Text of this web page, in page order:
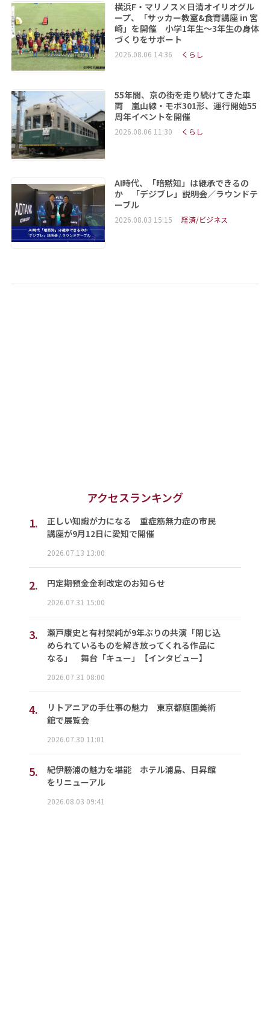
横浜F・マリノス×日清オイリオグル
ープ、「サッカー教室&食育講座 in 宮
崎」を開催 小学1年生～3年生の身体
づくりをサポート
2026.08.06 14:36 くらし
55年間、京の街を走り続けてきた車
両 嵐山線・モボ301形、運行開始55
周年イベントを開催
2026.08.06 11:30 くらし
AI時代、「暗黙知」は継承できるの
か 「デジブレ」説明会／ラウンドテ
ーブル
2026.08.03 15:15 経済/ビジネス
アクセスランキング
1.
正しい知識が力になる 重症筋無力症の市民
講座が9月12日に愛知で開催
2026.07.13 13:00
2. 円定期預金金利改定のお知らせ
2026.07.31 15:00
3.
瀬戸康史と有村架純が9年ぶりの共演「閉じ込
められているものを解き放ってくれる作品に
なる」 舞台「キュー」【インタビュー】
2026.07.31 08:00
4.
リトアニアの手仕事の魅力 東京都庭園美術
館で展覧会
2026.07.30 11:01
5.
紀伊勝浦の魅力を堪能 ホテル浦島、日昇館
をリニューアル
2026.08.03 09:41